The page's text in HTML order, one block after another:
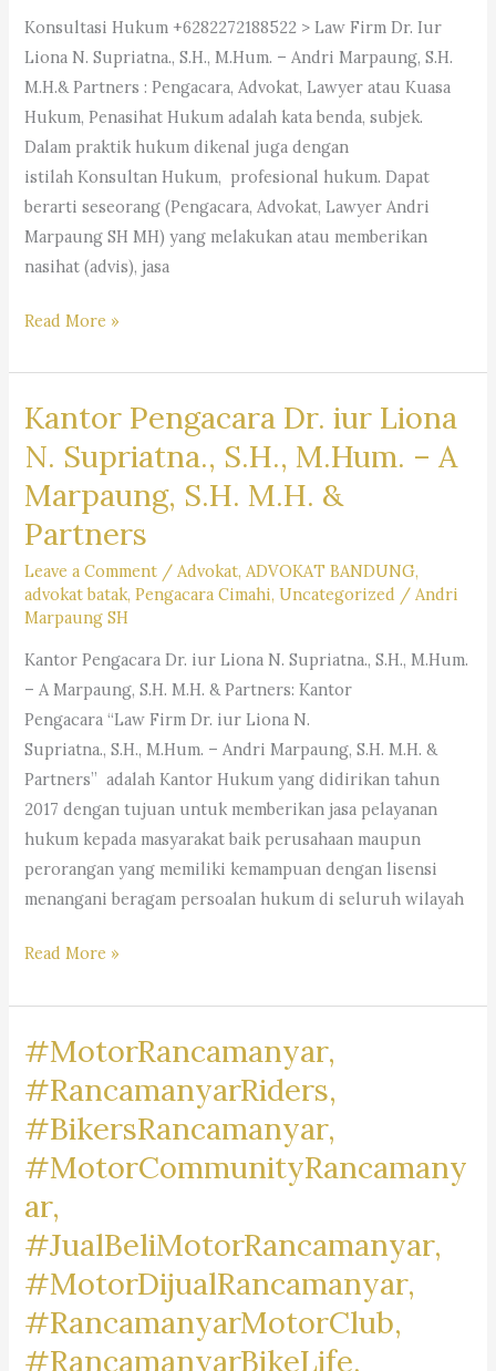
SH,
M.Hum.
–
Andri
Marpaung,
SH,
MH
&
Partner’s
Konsultasi Hukum +6282272188522 > Law Firm Dr. Iur
Liona N. Supriatna., S.H., M.Hum. – Andri Marpaung, S.H.
M.H.& Partners : Pengacara, Advokat, Lawyer atau Kuasa
Hukum, Penasihat Hukum adalah kata benda, subjek.
Dalam praktik hukum dikenal juga dengan
istilah Konsultan Hukum, profesional hukum. Dapat
berarti seseorang (Pengacara, Advokat, Lawyer Andri
Marpaung SH MH) yang melakukan atau memberikan
nasihat (advis), jasa
#Pengacara, #Advokat,
Read More »
Kantor Pengacara Dr. iur Liona
N. Supriatna., S.H., M.Hum. – A
Marpaung, S.H. M.H. &
Partners
Leave a Comment / Advokat, ADVOKAT BANDUNG,
advokat batak,Pengacara Cimahi,Uncategorized / Andri
Marpaung SH
Kantor Pengacara Dr. iur Liona N. Supriatna., S.H., M.Hum.
– A Marpaung, S.H. M.H. & Partners: Kantor
Pengacara “Law Firm Dr. iur Liona N.
Supriatna., S.H., M.Hum. – Andri Marpaung, S.H. M.H. &
Partners” adalah Kantor Hukum yang didirikan tahun
2017 dengan tujuan untuk memberikan jasa pelayanan
hukum kepada masyarakat baik perusahaan maupun
perorangan yang memiliki kemampuan dengan lisensi
menangani beragam persoalan hukum di seluruh wilayah
Kantor
Dr.
iur
N.
Supriatna., S.H., M.Hum.
–
Marpaung,
S.H.
M.H.
&
Partners
Read More »
#MotorRancamanyar,
#RancamanyarRiders,
#BikersRancamanyar,
#MotorCommunityRancamany
ar,
#JualBeliMotorRancamanyar,
#MotorDijualRancamanyar,
#RancamanyarMotorClub,
#RancamanyarBikeLife,